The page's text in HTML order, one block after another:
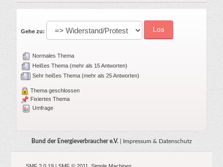
Gehe zu:
Normales Thema
Heißes Thema (mehr als 15 Antworten)
Sehr heißes Thema (mehr als 25 Antworten)
Thema geschlossen
Fixiertes Thema
Umfrage
Bund der Energieverbraucher e.V. Impressum & Datenschutz